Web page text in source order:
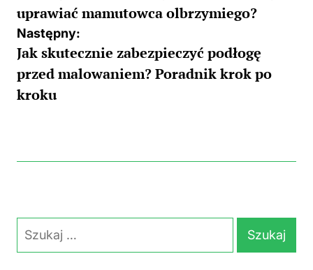
uprawiać mamutowca olbrzymiego?
Następny:
Jak skutecznie zabezpieczyć podłogę
przed malowaniem? Poradnik krok po
kroku
Szukaj: